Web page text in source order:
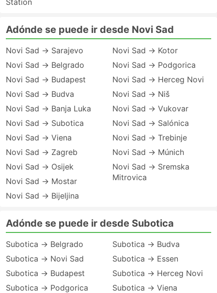
Station
Adónde se puede ir desde Novi Sad
Novi Sad → Sarajevo
Novi Sad → Belgrado
Novi Sad → Budapest
Novi Sad → Budva
Novi Sad → Banja Luka
Novi Sad → Subotica
Novi Sad → Viena
Novi Sad → Zagreb
Novi Sad → Osijek
Novi Sad → Mostar
Novi Sad → Bijeljina
Novi Sad → Kotor
Novi Sad → Podgorica
Novi Sad → Herceg Novi
Novi Sad → Niš
Novi Sad → Vukovar
Novi Sad → Salónica
Novi Sad → Trebinje
Novi Sad → Múnich
Novi Sad → Sremska
Mitrovica
Adónde se puede ir desde Subotica
Subotica → Belgrado
Subotica → Novi Sad
Subotica → Budapest
Subotica → Podgorica
Subotica → Budva
Subotica → Essen
Subotica → Herceg Novi
Subotica → Viena